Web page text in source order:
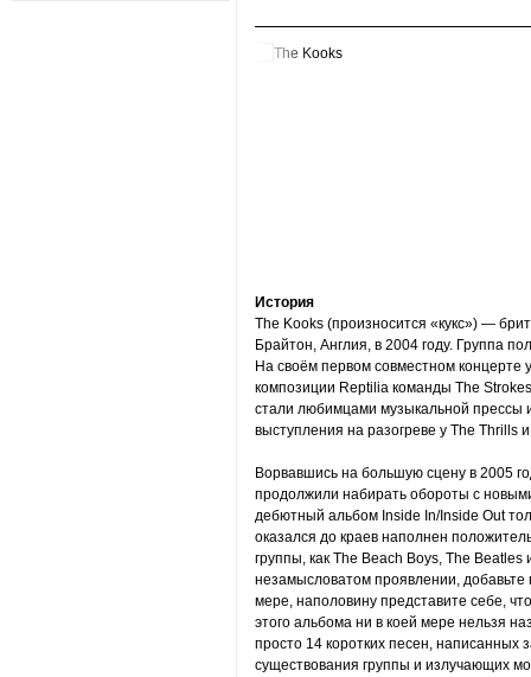
История
The Kooks (произносится «кукс») —
Брайтон, Англия, в 2004 году. Группа
На своём первом совместном концерте
композиции Reptilia команды The
стали любимцами музыкальной прессы
выступления на разогреве у The Thrills
Ворвавшись на большую сцену в 2005
продолжили набирать обороты с
дебютный альбом Inside In/Inside Out
оказался до краев наполнен
группы, как The Beach Boys, The
незамысловатом проявлении, добавьте
мере, наполовину представите себе,
этого альбома ни в коей мере нельзя
просто 14 коротких песен,
существования группы и излучающих